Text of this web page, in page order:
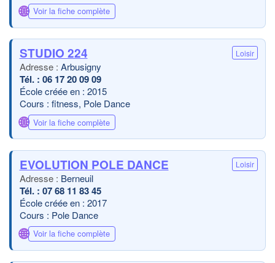
🌐 Voir la fiche complète
STUDIO 224 Loisir
Arbusigny
06 17 20 09 09
École créée en : 2015
Cours : fitness, Pole Dance
🌐 Voir la fiche complète
EVOLUTION POLE DANCE Loisir
Berneuil
07 68 11 83 45
École créée en : 2017
Cours : Pole Dance
🌐 Voir la fiche complète